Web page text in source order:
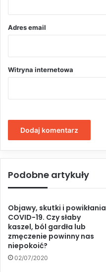
Adres email
Witryna internetowa
Podobne artykuły
Objawy, skutki i powikłania
COVID-19. Czy słaby
kaszel, ból gardła lub
zmęczenie powinny nas
niepokoić?
02/07/2020